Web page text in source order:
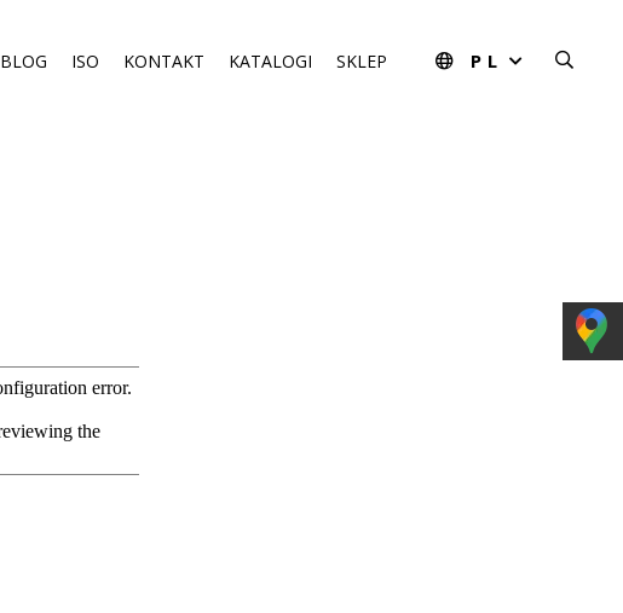
PL
BLOG ISO KONTAKT KATALOGI SKLEP